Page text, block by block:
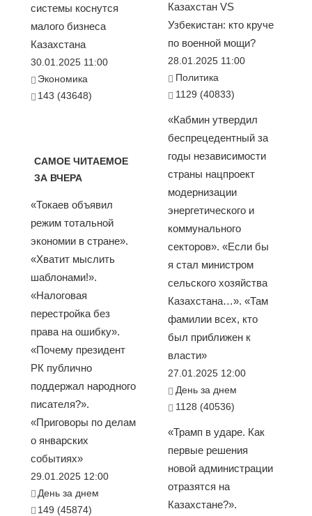
системы коснутся
малого бизнеса
Казахстана
30.01.2025 11:00
Экономика
143 (43648)
САМОЕ ЧИТАЕМОЕ
ЗА ВЧЕРА
«Токаев объявил
режим тотальной
экономии в стране».
«Хватит мыслить
шаблонами!».
«Налоговая
перестройка без
права на ошибку».
«Почему президент
РК публично
поддержал народного
писателя?».
«Приговоры по делам
о январских
событиях»
29.01.2025 12:00
День за днем
149 (45874)
Казахстан VS
Узбекистан: кто круче
по военной мощи?
28.01.2025 11:00
Политика
1129 (40833)
«Кабмин утвердил
беспрецедентный за
годы независимости
страны нацпроект
модернизации
энергетического и
коммунального
секторов». «Если бы
я стал министром
сельского хозяйства
Казахстана…». «Там
фамилии всех, кто
был приближен к
власти»
27.01.2025 12:00
День за днем
1128 (40536)
«Трамп в ударе. Как
первые решения
новой администрации
отразятся на
Казахстане?».